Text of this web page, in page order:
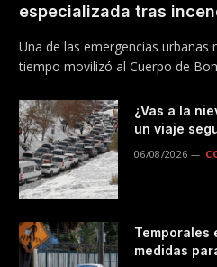
especializada tras
Una de las emergencias
tiempo movilizó al Cuerpo de
¿Vas a la
un viaje
06/08/2026
Temporales
medidas